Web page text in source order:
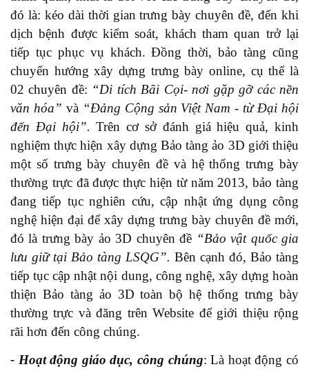
đó là: kéo dài thời gian trưng bày chuyên đề, đến khi
dịch bệnh được kiểm soát, khách tham quan trở lại
tiếp tục phục vụ khách. Đồng thời, bảo tàng cũng
chuyển hướng xây dựng trưng bày online, cụ thể là
02 chuyên đề: “Di tích Bãi Cọi- nơi gặp gỡ các nền
văn hóa” và “Đảng Cộng sản Việt Nam - từ Đại hội
đến Đại hội”.Trên cơ sở đánh giá hiệu quả, kinh
nghiệm thực hiện xây dựng Bảo tàng ảo 3D giới thiệu
một số trưng bày chuyên đề và hệ thống trưng bày
thường trực đã được thực hiện từ năm 2013, bảo tàng
đang tiếp tục nghiên cứu, cập nhật ứng dụng công
nghệ hiện đại để xây dựng trưng bày chuyên đề mới,
đó là trưng bày ảo 3D chuyên đề “Bảo vật quốc gia
lưu giữ tại Bảo tàng LSQG”. Bên cạnh đó, Bảo tàng
tiếp tục cập nhật nội dung, công nghệ, xây dựng hoàn
thiện Bảo tàng ảo 3D toàn bộ hệ thống trưng bày
thường trực và đăng trên Website để giới thiệu rộng
rãi hơn đến công chúng.
- Hoạt động giáo dục, công chúng: Là hoạt động có